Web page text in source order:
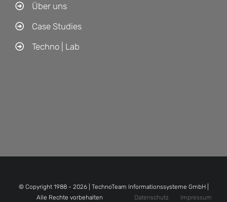
Über uns
Case Studies
Techno | Lab
© Copyright 1988 - 2026 | TechnoTeam Informationssysteme GmbH |
Alle Rechte vorbehalten
Datenschutz Impressum